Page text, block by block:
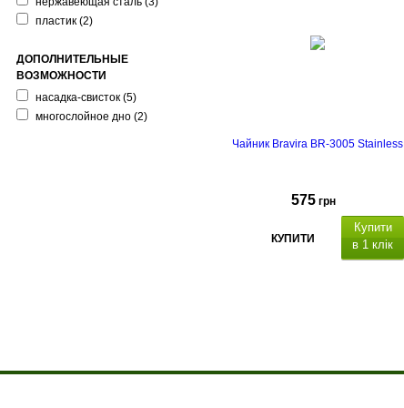
пластик (2)
ДОПОЛНИТЕЛЬНЫЕ
ВОЗМОЖНОСТИ
насадка-свисток (5)
многослойное дно (2)
Чайник Bravira BR-3005 Stainless
575 грн
КУПИТИ
Купити
в 1 клік
відкриття свистка.